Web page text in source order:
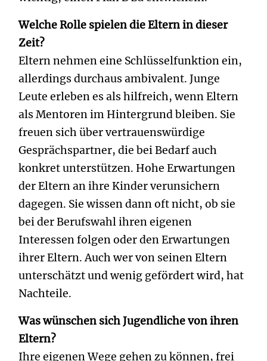
Welche Rolle spielen die Eltern in dieser
Zeit?
Eltern nehmen eine Schlüsselfunktion ein,
allerdings durchaus ambivalent. Junge
Leute erleben es als hilfreich, wenn Eltern
als Mentoren im Hintergrund bleiben. Sie
freuen sich über vertrauenswürdige
Gesprächspartner, die bei Bedarf auch
konkret unterstützen. Hohe Erwartungen
der Eltern an ihre Kinder verunsichern
dagegen. Sie wissen dann oft nicht, ob sie
bei der Berufswahl ihren eigenen
Interessen folgen oder den Erwartungen
ihrer Eltern. Auch wer von seinen Eltern
unterschätzt und wenig gefördert wird, hat
Nachteile.
Was wünschen sich Jugendliche von ihren
Eltern?
Ihre eigenen Wege gehen zu können, frei